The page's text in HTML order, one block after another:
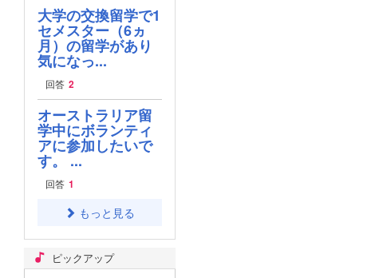
大学の交換留学で1
セメスター（6ヵ
月）の留学があり
気になっ...
回答 2
オーストラリア留
学中にボランティ
アに参加したいで
す。 ...
回答 1
もっと見る
ピックアップ